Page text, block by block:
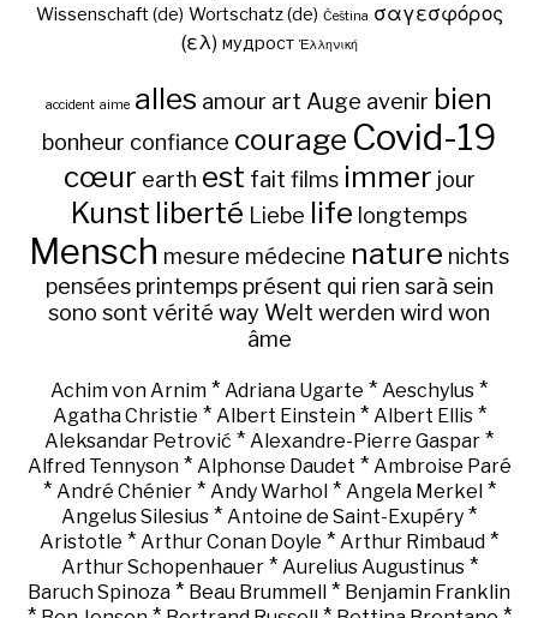
Wissenschaft (de) Wortschatz (de) Čeština σαγεσφόρος
(ελ) мудрост Ἑλληνική
accident aime alles amour art Auge avenir bien
bonheur confiance courage Covid-19
cœur earth est fait films immer jour
Kunst liberté Liebe life longtemps
Mensch mesure médecine nature nichts
pensées printemps présent qui rien sarà sein
sono sont vérité way Welt werden wird won
âme
Achim von Arnim * Adriana Ugarte * Aeschylus *
Agatha Christie * Albert Einstein* Albert Ellis*
Aleksandar Petrović * Alexandre-Pierre Gaspar *
Alfred Tennyson* Alphonse Daudet * Ambroise Paré
* André Chénier* Andy Warhol * Angela Merkel *
Angelus Silesius * Antoine de Saint-Exupéry *
Aristotle * Arthur Conan Doyle * Arthur Rimbaud *
Arthur Schopenhauer* Aurelius Augustinus*
Baruch Spinoza * Beau Brummell * Benjamin Franklin